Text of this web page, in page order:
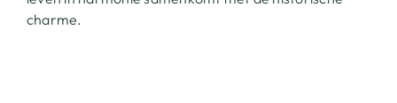
charme.